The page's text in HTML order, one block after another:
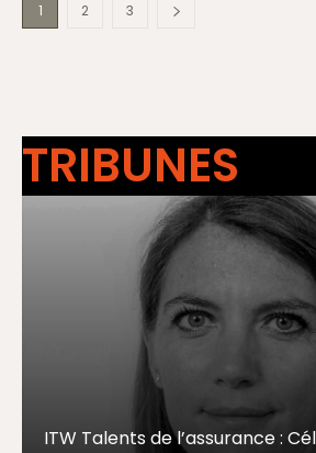
1 2 3
TRIBUNES
ITW Talents de l’assurance :